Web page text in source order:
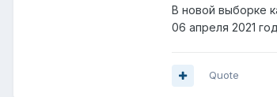
В новой выборке
06 апреля 2021
Quote